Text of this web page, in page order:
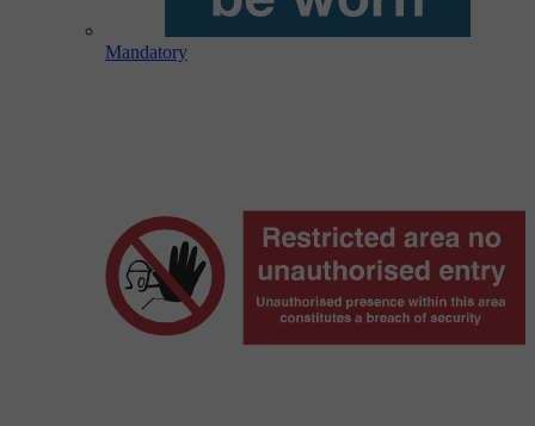
Mandatory